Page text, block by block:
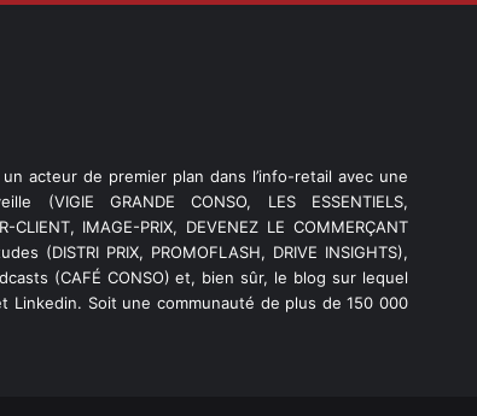
acteur de premier plan dans l’info-retail avec une
(VIGIE GRANDE CONSO, LES ESSENTIELS,
CLIENT, IMAGE-PRIX, DEVENEZ LE COMMERÇANT
(DISTRI PRIX, PROMOFLASH, DRIVE INSIGHTS),
(CAFÉ CONSO) et, bien sûr, le blog sur lequel
Soit une communauté de plus de 150 000